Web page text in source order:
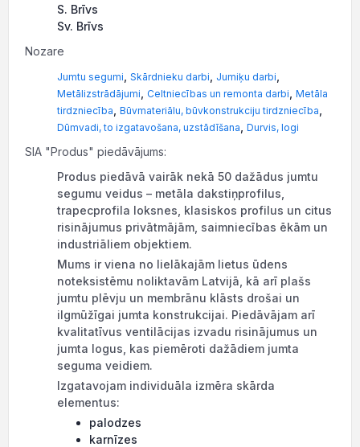
S. Brīvs
Sv. Brīvs
Nozare
Jumtu segumi Skārdnieku darbi Jumiķu darbi
Metālizstrādājumi Celtniecības un remonta darbi Metāla
tirdzniecība Būvmateriālu, būvkonstrukciju tirdzniecība
Dūmvadi, to izgatavošana, uzstādīšana Durvis, logi
SIA "Produs" piedāvājums:
Produs piedāvā vairāk nekā 50 dažādus jumtu
segumu veidus – metāla dakstiņprofilus,
trapecprofila loksnes, klasiskos profilus un citus
risinājumus privātmājām, saimniecības ēkām un
industriāliem objektiem.
Mums ir viena no lielākajām lietus ūdens
noteksistēmu noliktavām Latvijā, kā arī plašs
jumtu plēvju un membrānu klāsts drošai un
ilgmūžīgai jumta konstrukcijai. Piedāvājam arī
kvalitatīvus ventilācijas izvadu risinājumus un
jumta logus, kas piemēroti dažādiem jumta
seguma veidiem.
Izgatavojam individuāla izmēra skārda
elementus:
palodzes
karnīzes